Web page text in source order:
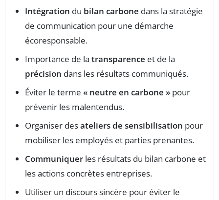
Intégration du bilan carbone dans la stratégie
de communication pour une démarche
écoresponsable.
Importance de la transparence et de la
précision dans les résultats communiqués.
Éviter le terme « neutre en carbone » pour
prévenir les malentendus.
Organiser desateliers de sensibilisation pour
mobiliser les employés et parties prenantes.
Communiquer les résultats du bilan carbone et
les actions concrètes entreprises.
Utiliser un discours sincère pour éviter le